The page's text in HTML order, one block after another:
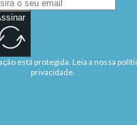
está protegida. Leia a nossa
privacidade.